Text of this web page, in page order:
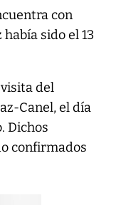
con
sido el 13
del
Canel, el día
Dichos
confirmados